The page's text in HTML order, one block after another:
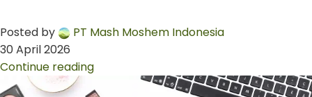
Posted by
PT Mash Moshem Indonesia
30 April 2026
Continue reading